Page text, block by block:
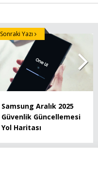
Samsung Aralık 2025
Güvenlik Güncellemesi
Yol Haritası
Sonraki Yazı